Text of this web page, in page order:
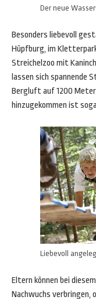
Der neue
Besonders liebevoll
Hüpfburg, im
Streichelzoo mit
lassen sich spannende
Bergluft auf 1200
hinzugekommen ist
Liebevoll
Eltern können bei
Nachwuchs verbringen,